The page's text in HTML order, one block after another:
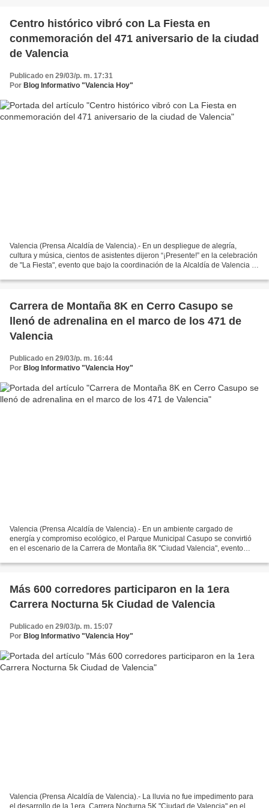
Centro histórico vibró con La Fiesta en
conmemoración del 471 aniversario de la ciudad
de Valencia
Publicado en 29/03/p. m. 17:31
Por Blog Informativo "Valencia Hoy"
Valencia (Prensa Alcaldía de Valencia).- En un despliegue de alegría,
cultura y música, cientos de asistentes dijeron “¡Presente!” en la celebración
de "La Fiesta", evento que bajo la coordinación de la Alcaldía de Valencia y
Carrera de Montaña 8K en Cerro Casupo se
llenó de adrenalina en el marco de los 471 de
Valencia
Publicado en 29/03/p. m. 16:44
Por Blog Informativo "Valencia Hoy"
Valencia (Prensa Alcaldía de Valencia).- En un ambiente cargado de
energía y compromiso ecológico, el Parque Municipal Casupo se convirtió
en el escenario de la Carrera de Montaña 8K "Ciudad Valencia", evento
Más 600 corredores participaron en la 1era
Carrera Nocturna 5k Ciudad de Valencia
Publicado en 29/03/p. m. 15:07
Por Blog Informativo "Valencia Hoy"
Valencia (Prensa Alcaldía de Valencia).- La lluvia no fue impedimento para
el desarrollo de la 1era. Carrera Nocturna 5K "Ciudad de Valencia" en el